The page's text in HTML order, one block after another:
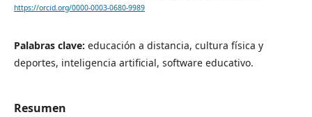
https://orcid.org/0000-0003-0680-9989
Palabras clave: educación a distancia, cultura física y
deportes, inteligencia artificial, software educativo.
Resumen